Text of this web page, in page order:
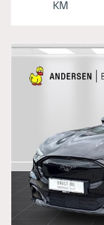
KM